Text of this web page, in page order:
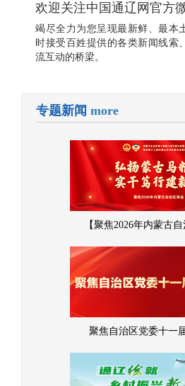
欢迎关注中国通辽网官方
竭尽全力为您呈现最新鲜、最本
时接受百姓提供的各类新闻线索
流互动的桥梁。
专题新闻 more
【聚焦2026年内蒙古自
聚焦自治区党委十一